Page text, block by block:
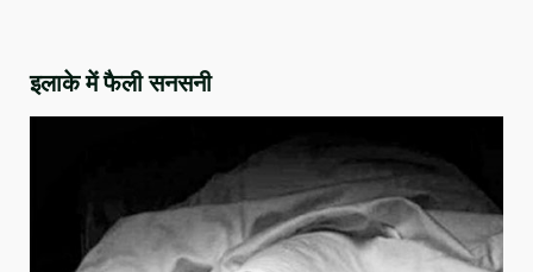
इलाके में फैली सनसनी